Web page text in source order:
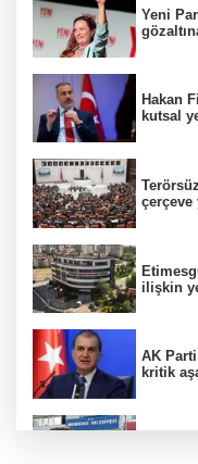
Yeni
Hakan
kutsal
çerçeve
ilişkin
AK
kritik